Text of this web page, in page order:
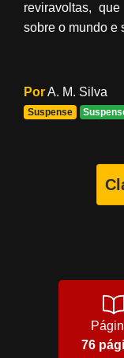
reviravoltas,
sobre o mundo e
PorA. M. Silva
Suspense
76